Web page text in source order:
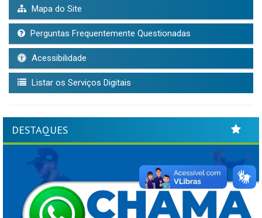
Mapa do Site
Perguntas Frequentemente Questionadas
Acessibilidade
Listar os Serviços Digitais
DESTAQUES